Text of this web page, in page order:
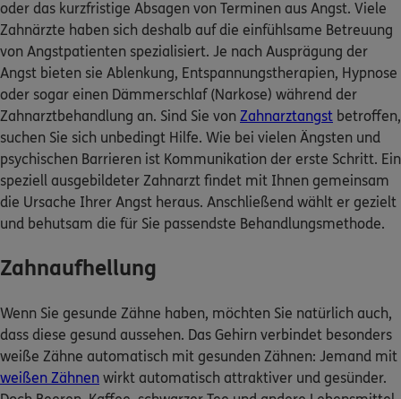
oder das kurzfristige Absagen von Terminen aus Angst. Viele
Zahnärzte haben sich deshalb auf die einfühlsame Betreuung
von Angstpatienten spezialisiert. Je nach Ausprägung der
Angst bieten sie Ablenkung, Entspannungstherapien, Hypnose
oder sogar einen Dämmerschlaf (Narkose) während der
Zahnarztbehandlung an. Sind Sie von Zahnarztangst betroffen,
suchen Sie sich unbedingt Hilfe. Wie bei vielen Ängsten und
psychischen Barrieren ist Kommunikation der erste Schritt. Ein
speziell ausgebildeter Zahnarzt findet mit Ihnen gemeinsam
die Ursache Ihrer Angst heraus. Anschließend wählt er gezielt
und behutsam die für Sie passendste Behandlungsmethode.
Zahnaufhellung
Wenn Sie gesunde Zähne haben, möchten Sie natürlich auch,
dass diese gesund aussehen. Das Gehirn verbindet besonders
weiße Zähne automatisch mit gesunden Zähnen: Jemand mit
weißen Zähnen wirkt automatisch attraktiver und gesünder.